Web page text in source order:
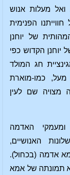
מעלות אנוש
הפנימית
של יוחנן
יוחנן הקדוש כפי
חג המולד
כמו-מוארת
מצויה שם לעין
ומעמקי האדמה
האנושיים,
אדמה (בכחול).
תמונתה של אמא